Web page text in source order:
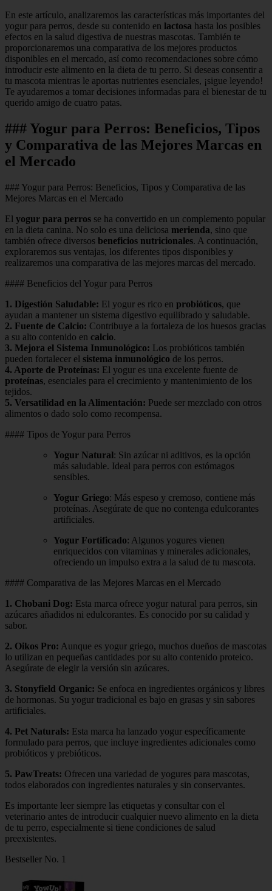
En este artículo, analizaremos las características más importantes del
yogur para perros, desde su contenido en lactosa hasta los posibles
efectos en la salud digestiva de nuestras mascotas. También te
proporcionaremos una comparativa de los mejores productos
disponibles en el mercado, así como recomendaciones sobre cómo
introducir este alimento en la dieta de tu perro. Si deseas consentir a
tu mascota mientras le aportas nutrientes esenciales, ¡sigue leyendo!
Te ayudaremos a tomar decisiones informadas para el bienestar de tu
querido amigo de cuatro patas.
### Yogur para Perros: Beneficios, Tipos
y Comparativa de las Mejores Marcas en
el Mercado
### Yogur para Perros: Beneficios, Tipos y Comparativa de las
Mejores Marcas en el Mercado
El yogur para perros se ha convertido en un complemento popular
en la dieta canina. No solo es una deliciosa merienda, sino que
también ofrece diversos beneficios nutricionales. A continuación,
exploraremos sus ventajas, los diferentes tipos disponibles y
realizaremos una comparativa de las mejores marcas del mercado.
#### Beneficios del Yogur para Perros
1. Digestión Saludable: El yogur es rico en probióticos, que
ayudan a mantener un sistema digestivo equilibrado y saludable.
2. Fuente de Calcio: Contribuye a la fortaleza de los huesos gracias
a su alto contenido en calcio.
3. Mejora el Sistema Inmunológico: Los probióticos también
pueden fortalecer el sistema inmunológico de los perros.
4. Aporte de Proteínas: El yogur es una excelente fuente de
proteínas, esenciales para el crecimiento y mantenimiento de los
tejidos.
5. Versatilidad en la Alimentación: Puede ser mezclado con otros
alimentos o dado solo como recompensa.
#### Tipos de Yogur para Perros
Yogur Natural: Sin azúcar ni aditivos, es la opción
más saludable. Ideal para perros con estómagos
sensibles.
Yogur Griego: Más espeso y cremoso, contiene más
proteínas. Asegúrate de que no contenga edulcorantes
artificiales.
Yogur Fortificado: Algunos yogures vienen
enriquecidos con vitaminas y minerales adicionales,
ofreciendo un impulso extra a la salud de tu mascota.
#### Comparativa de las Mejores Marcas en el Mercado
1. Chobani Dog: Esta marca ofrece yogur natural para perros, sin
azúcares añadidos ni edulcorantes. Es conocido por su calidad y
sabor.
2. Oikos Pro: Aunque es yogur griego, muchos dueños de mascotas
lo utilizan en pequeñas cantidades por su alto contenido proteico.
Asegúrate de elegir la versión sin azúcares.
3. Stonyfield Organic: Se enfoca en ingredientes orgánicos y libres
de hormonas. Su yogur tradicional es bajo en grasas y sin sabores
artificiales.
4. Pet Naturals: Esta marca ha lanzado yogur específicamente
formulado para perros, que incluye ingredientes adicionales como
probióticos y prebióticos.
5. PawTreats: Ofrecen una variedad de yogures para mascotas,
todos elaborados con ingredientes naturales y sin conservantes.
Es importante leer siempre las etiquetas y consultar con el
veterinario antes de introducir cualquier nuevo alimento en la dieta
de tu perro, especialmente si tiene condiciones de salud
preexistentes.
Bestseller No. 1